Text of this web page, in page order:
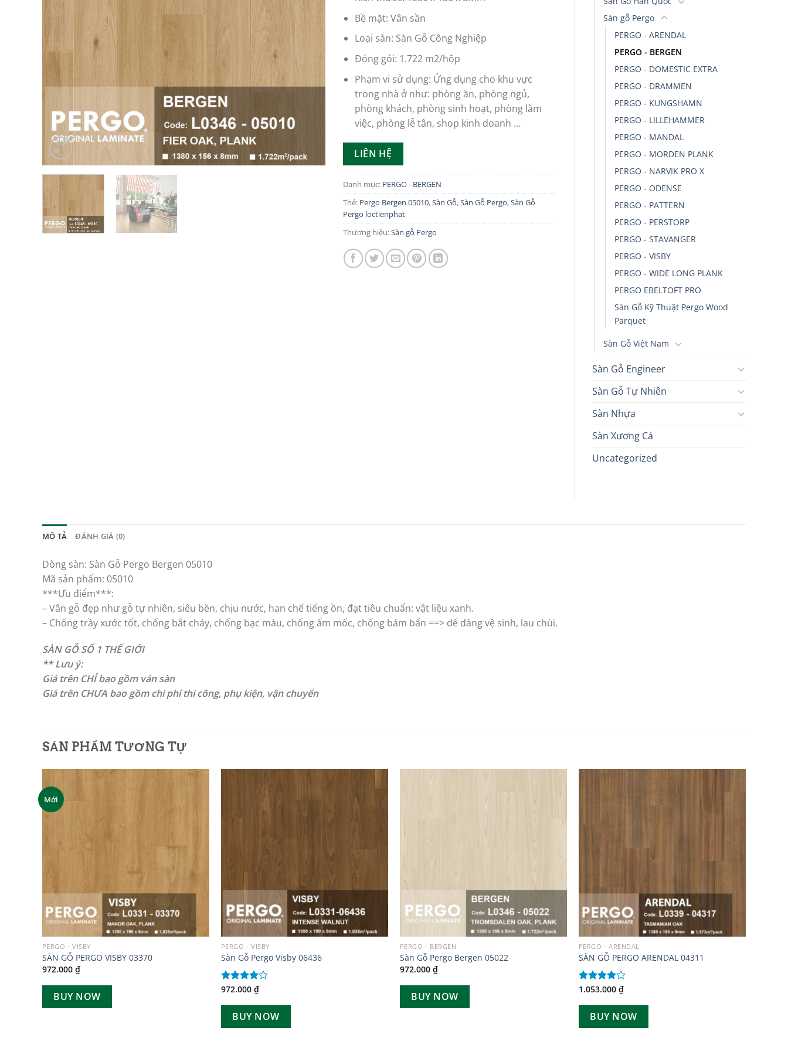
Bề mặt: Vân sần
Loại sàn: Sàn Gỗ Công Nghiệp
Đóng gói: 1.722 m2/hộp
Phạm vi sử dụng: Ứng dụng cho khu vực
trong nhà ở như: phòng ăn, phòng ngủ,
phòng khách, phòng sinh hoạt, phòng làm
việc, phòng lễ tân, shop kinh doanh …
LIÊN HỆ
Danh mục: PERGO - BERGEN
Thẻ: Pergo Bergen 05010,Sàn Gỗ,Sàn Gỗ Pergo,Sàn Gỗ
Pergo loctienphat
Thương hiệu:Sàn gỗ Pergo
Sàn gỗ Pergo
PERGO - ARENDAL
PERGO - BERGEN
PERGO - DOMESTIC EXTRA
PERGO - DRAMMEN
PERGO - KUNGSHAMN
PERGO - LILLEHAMMER
PERGO - MANDAL
PERGO - MORDEN PLANK
PERGO - NARVIK PRO X
PERGO - ODENSE
PERGO - PATTERN
PERGO - PERSTORP
PERGO - STAVANGER
PERGO - VISBY
PERGO - WIDE LONG PLANK
PERGO EBELTOFT PRO
Sàn Gỗ Kỹ Thuật Pergo Wood
Parquet
Sàn Gỗ Việt Nam
Sàn Gỗ Engineer
Sàn Gỗ Tự Nhiên
Sàn Nhựa
Sàn Xương Cá
Uncategorized
MÔ TẢ ĐÁNH GIÁ (0)
Dòng sàn: Sàn Gỗ Pergo Bergen 05010
Mã sản phẩm: 05010
***Ưu điểm***:
– Vân gỗ đẹp như gỗ tự nhiên, siêu bền, chịu nước, hạn chế tiếng ồn, đạt tiêu chuẩn: vật liệu xanh.
– Chống trầy xước tốt, chống bắt cháy, chống bạc màu, chống ẩm mốc, chống bám bẩn ==> dể dàng vệ sinh, lau chùi.
SÀN GỖ SỐ 1 THẾ GIỚI
** Lưu ý:
Giá trên CHỈ bao gồm ván sàn
Giá trên CHƯA bao gồm chi phí thi công, phụ kiện, vận chuyển
SẢN PHẨM TƯƠNG TỰ
Mới
PERGO - VISBY
SÀN GỖ PERGO VISBY 03370
972.000 ₫
BUY NOW
Add to
PERGO - VISBY
Sàn Gỗ Pergo Visby 06436
Được
4.005
972.000 ₫
BUY NOW
PERGO - BERGEN
Sàn Gỗ Pergo Bergen 05022
972.000 ₫
BUY NOW
PERGO - ARENDAL
SÀN GỖ PERGO ARENDAL 04311
Được
4.005
1.053.000 ₫
BUY NOW